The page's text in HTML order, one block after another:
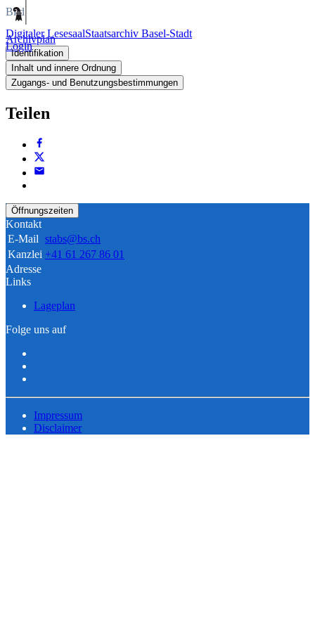
Digitaler LesesaalStaatsarchiv Basel-Stadt
Login
Bild
Archivplan
Identifikation
Inhalt und innere Ordnung
Zugangs- und Benutzungsbestimmungen
Teilen
Öffnungszeiten
Kontakt
E-Mail stabs@bs.ch
Kanzlei +41 61 267 86 01
Adresse
Links
Lageplan
Folge uns auf
Impressum
Disclaimer